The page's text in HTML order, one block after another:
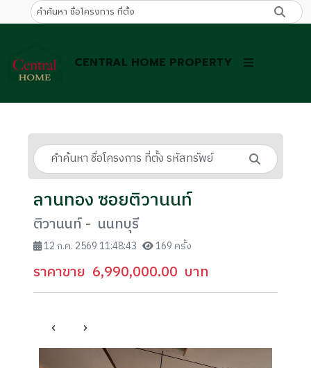
CENTRAL HOME PROPERTY
ลานทอง ซอยติวานนท์
ติวานนท์ - นนทบุรี
12 ก.ค. 2569 11:48:43 169 ครั้ง
ราคาขาย 6,990,000.00 บาท